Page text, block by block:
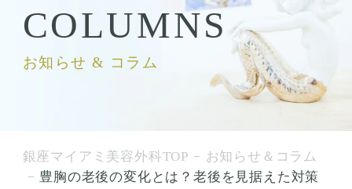
COLUMNS
お知らせ & コラム
銀座マイアミ美容外科TOP
お知らせ＆コラム
豊胸の老後の変化とは？老後を見据えた対策